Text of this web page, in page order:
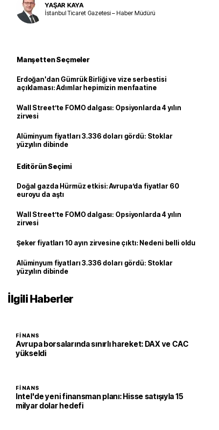
YAŞAR KAYA
İstanbul Ticaret Gazetesi – Haber Müdürü
Manşetten Seçmeler
Erdoğan'dan Gümrük Birliği ve vize serbestisi
açıklaması: Adımlar hepimizin menfaatine
Wall Street’te FOMO dalgası: Opsiyonlarda 4 yılın
zirvesi
Alüminyum fiyatları 3.336 doları gördü: Stoklar
yüzyılın dibinde
Editörün Seçimi
Doğal gazda Hürmüz etkisi: Avrupa’da fiyatlar 60
euroyu da aştı
Wall Street’te FOMO dalgası: Opsiyonlarda 4 yılın
zirvesi
Şeker fiyatları 10 ayın zirvesine çıktı: Nedeni belli oldu
Alüminyum fiyatları 3.336 doları gördü: Stoklar
yüzyılın dibinde
İlgili Haberler
FINANS
Avrupa borsalarında sınırlı hareket: DAX ve CAC
yükseldi
FINANS
Intel'de yeni finansman planı: Hisse satışıyla 15
milyar dolar hedefi